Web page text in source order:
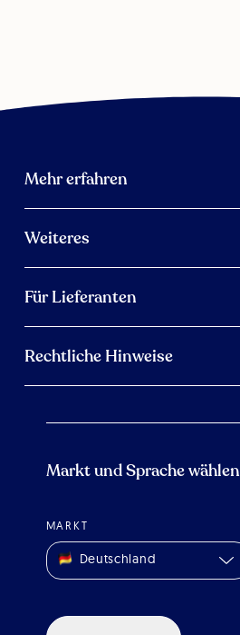
Mehr erfahren
Weiteres
Für Lieferanten
Rechtliche Hinweise
Markt und Sprache wählen
MARKT
Deutschland